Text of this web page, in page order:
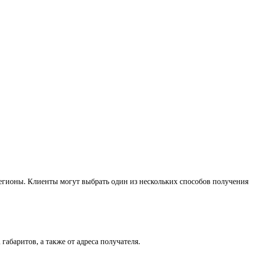
Клиенты могут выбрать один из нескольких способов получения
а также от адреса получателя.